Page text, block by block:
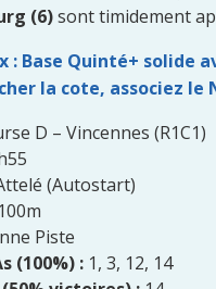
(6)sont timidement
: Base Quinté+ solide
la cote, associez le
D – Vincennes (R1C1)
(Autostart)
Piste
(100%) : 1, 3, 12, 14